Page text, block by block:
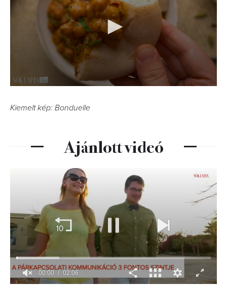
Kiemelt kép: Bonduelle
Ajánlott videó
00:01 02:06